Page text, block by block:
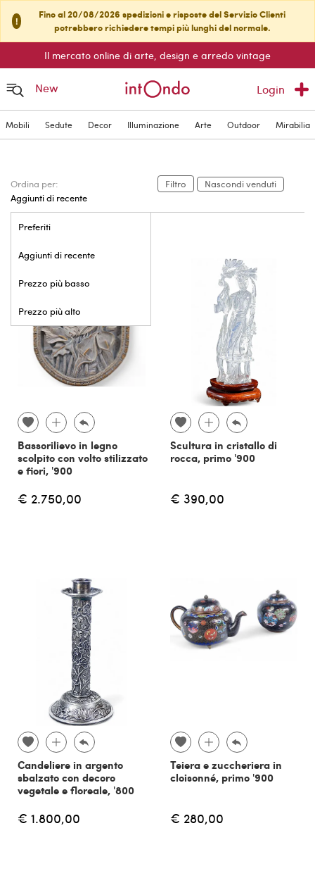
!
Fino al 20/08/2026 spedizioni e risposte del Servizio Clienti
potrebbero richiedere tempi più lunghi del normale.
Il mercato online di arte, design e arredo vintage
New Login
Mobili Sedute Decor Illuminazione Arte Outdoor Mirabilia
Ordina per:
Aggiunti di recente
Preferiti
Aggiunti di recente
Prezzo più basso
Prezzo più alto
Filtro Nascondi venduti
Bassorilievo in legno
scolpito con volto stilizzato
e fiori, '900
€ 2.750,00
Scultura in cristallo di
rocca, primo '900
€ 390,00
Candeliere in argento
sbalzato con decoro
vegetale e floreale, '800
€ 1.800,00
Teiera e zuccheriera in
cloisonné, primo '900
€ 280,00